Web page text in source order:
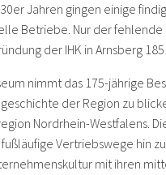
Jahren gingen einige
Betriebe. Nur der
der IHK in Arnsberg
nimmt das 175-jährige
der Region zu
Nordrhein-Westfalens.
Vertriebswege hin
mit ihren